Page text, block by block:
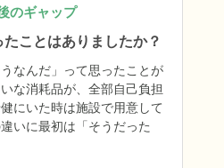
のギャップ
ことはありましたか？
なんだ」って思ったことが
な消耗品が、全部自己負担
にいた時は施設で用意して
いに最初は「そうだった